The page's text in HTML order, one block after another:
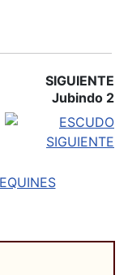
SIGUIENTE
Jubindo 2